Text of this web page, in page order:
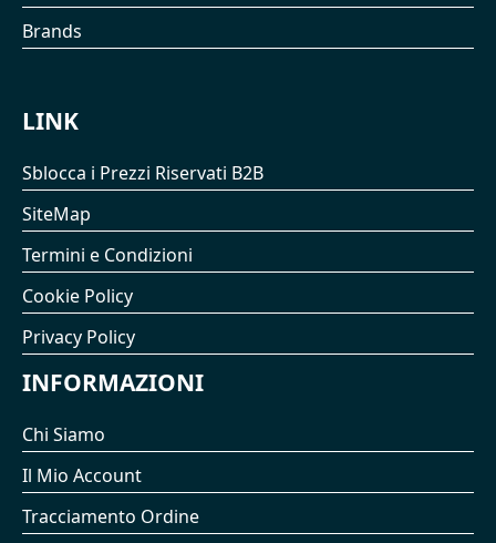
Brands
LINK
Sblocca i Prezzi Riservati B2B
SiteMap
Termini e Condizioni
Cookie Policy
Privacy Policy
INFORMAZIONI
Chi Siamo
Il Mio Account
Tracciamento Ordine